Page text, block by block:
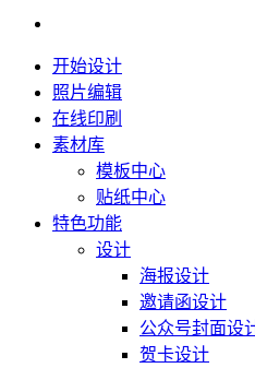
开始设计
照片编辑
在线印刷
素材库
模板中心
贴纸中心
特色功能
设计
海报设计
邀请函设计
公众号封面设
贺卡设计